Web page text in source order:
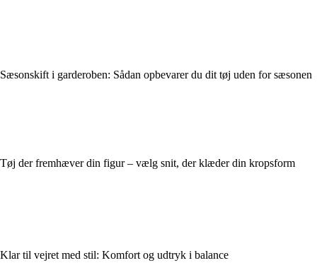
Sæsonskift i garderoben: Sådan opbevarer du dit tøj uden for sæsonen
Tøj der fremhæver din figur – vælg snit, der klæder din kropsform
Klar til vejret med stil: Komfort og udtryk i balance